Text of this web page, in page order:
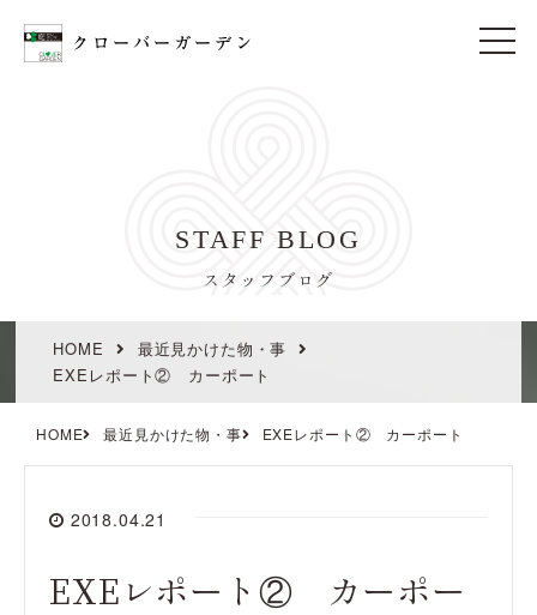
t
STAFF BLOG
スタッフブログ
HOME
最近見かけた物・事
EXEレポート② カーポート
HOME 最近見かけた物・事 EXEレポート② カーポート
2018.04.21
EXEレポート② カーポー